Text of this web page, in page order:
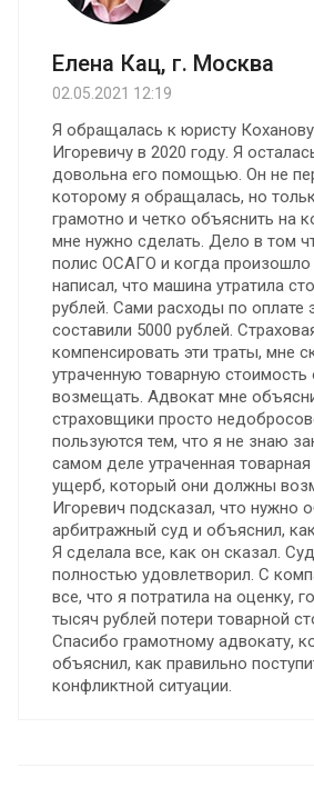
Елена Кац, г. Москва
02.05.2021 12:19
Я обращалась к юристу
Игоревичу в 2020 году. Я
довольна его помощью. Oн не
которому я обращалась, но
грамотно и четко объяснить на
мне нужно сделать. Дело в том
полис ОСАГО и когда
написал, что машина утратила
рублей. Сами расходы по оплате
составили 5000 рублей.
компенсировать эти траты, мне
утраченную товарную
возмещать. Адвокат мне
страховщики просто
пользуются тем, что я не знаю
самом деле утраченная
ущерб, который они должны
Игоревич подсказал, что нужно
арбитражный суд и объяснил,
Я сделала все, как он сказал.
полностью удовлетворил. С
все, что я потратила на оценку,
тысяч рублей потери товарной
Спасибо грамотному адвокату,
объяснил, как правильно
конфликтной ситуации.